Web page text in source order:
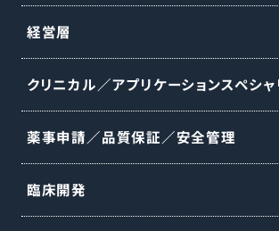
経営層
クリニカル／アプリケーションスペシャ
薬事申請／品質保証／安全管理
臨床開発